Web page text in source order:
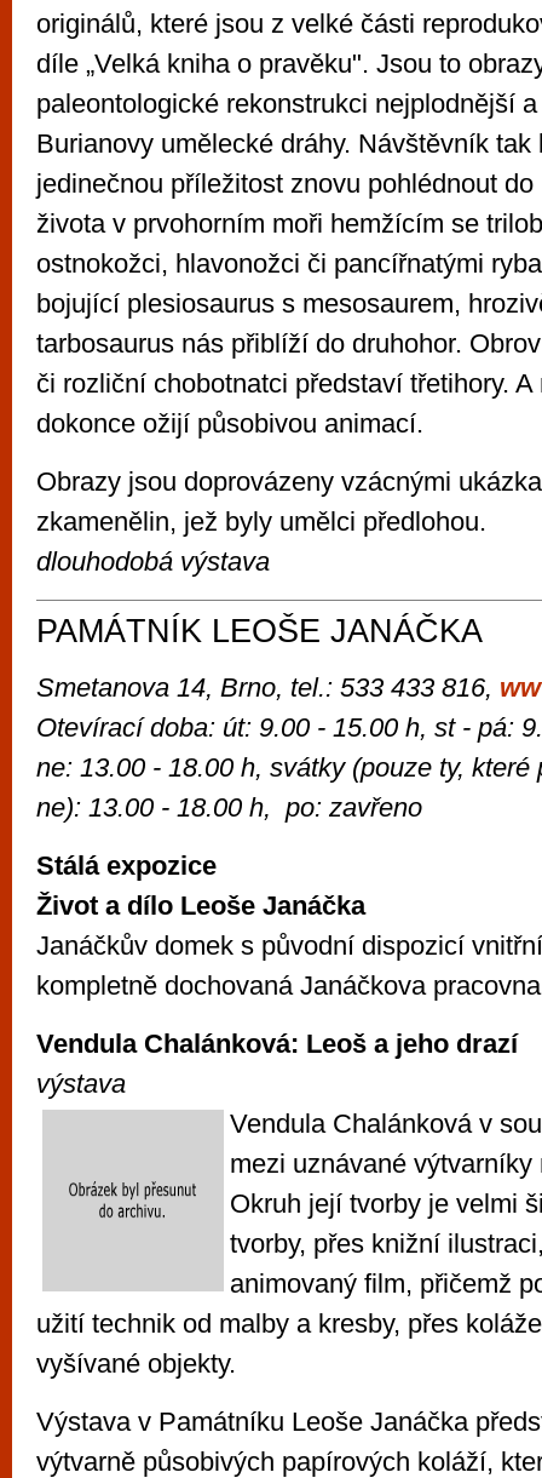
originálů, které jsou z velké části
díle „Velká kniha o pravěku". Jsou to
paleontologické rekonstrukci nejplodnější
Burianovy umělecké dráhy. Návštěvník tak
jedinečnou příležitost znovu pohlédnout
života v prvohorním moři hemžícím se
ostnokožci, hlavonožci či pancířnatými
bojující plesiosaurus s mesosaurem,
tarbosaurus nás přiblíží do druhohor.
či rozliční chobotnatci představí třetihory. A
dokonce ožijí působivou animací.
Obrazy jsou doprovázeny vzácnými
zkamenělin, jež byly umělci předlohou.
dlouhodobá výstava
PAMÁTNÍK LEOŠE JANÁČKA
Smetanova 14, Brno, tel.: 533 433 816,
Otevírací doba: út: 9.00 - 15.00 h, st - pá:
ne: 13.00 - 18.00 h, svátky (pouze ty, které
ne): 13.00 - 18.00 h, po: zavřeno
Stálá expozice
Život a dílo Leoše Janáčka
Janáčkův domek s původní dispozicí
kompletně dochovaná Janáčkova
Vendula Chalánková: Leoš a jeho drazí
výstava
Vendula Chalánková v
mezi uznávané
Okruh její tvorby je velmi
tvorby, přes knižní
animovaný film, přičemž
užití technik od malby a kresby, přes
vyšívané objekty.
Výstava v Památníku Leoše Janáčka
výtvarně působivých papírových koláží,